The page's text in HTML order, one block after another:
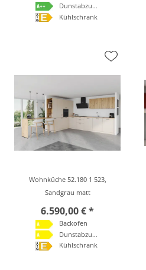
Dunstabzugshaube
Kühlschrank
Wohnküche 52.180 1 523,
Sandgrau matt
6.590,00 € *
Backofen
Dunstabzugshaube
Kühlschrank